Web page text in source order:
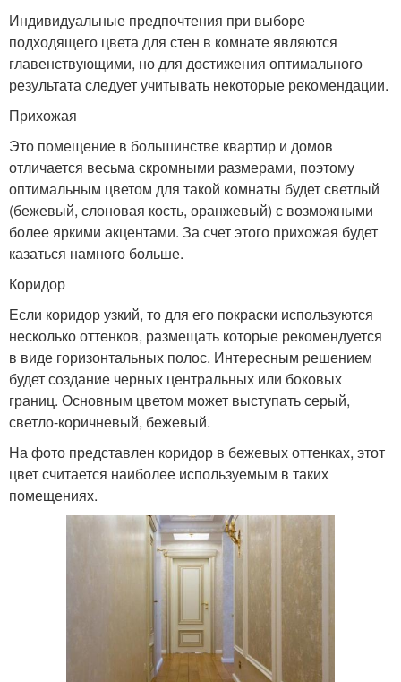
Индивидуальные предпочтения при выборе
подходящего цвета для стен в комнате являются
главенствующими, но для достижения оптимального
результата следует учитывать некоторые рекомендации.
Прихожая
Это помещение в большинстве квартир и домов
отличается весьма скромными размерами, поэтому
оптимальным цветом для такой комнаты будет светлый
(бежевый, слоновая кость, оранжевый) с возможными
более яркими акцентами. За счет этого прихожая будет
казаться намного больше.
Коридор
Если коридор узкий, то для его покраски используются
несколько оттенков, размещать которые рекомендуется
в виде горизонтальных полос. Интересным решением
будет создание черных центральных или боковых
границ. Основным цветом может выступать серый,
светло-коричневый, бежевый.
На фото представлен коридор в бежевых оттенках, этот
цвет считается наиболее используемым в таких
помещениях.